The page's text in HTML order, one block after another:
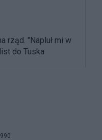
rząd. "Napluł mi w
do Tuska